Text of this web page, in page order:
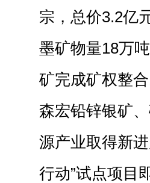
宗，总价3.2亿
墨矿物量18万
矿完成矿权整
森宏铅锌银矿
源产业取得新
行动”试点项目